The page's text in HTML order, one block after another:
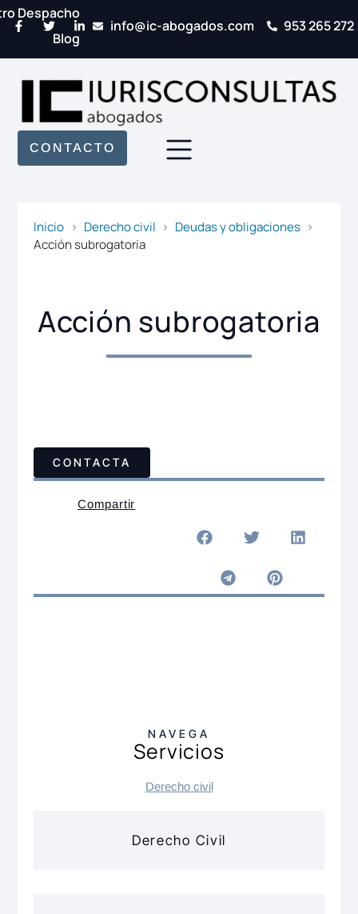
Despacho
Blog
info@ic-abogados.com 953 265 272
CONTACTO
Inicio Derecho civil
Deudas y obligaciones
Acción subrogatoria
Acción subrogatoria
CONTACTA
Compartir
NAVEGA
Servicios
Derecho civil
Derecho Civil